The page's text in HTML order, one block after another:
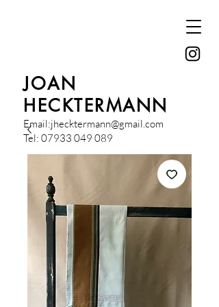
JOAN
HECKTERMANN
Email:jhecktermann@gmail.com
Tel: 07933 049 089